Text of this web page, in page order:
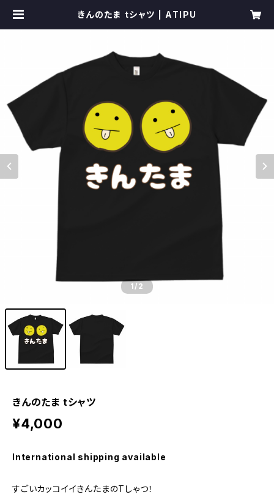
きんのたま tシャツ | ATIPU
1/2
きんのたま tシャツ
¥4,000
International shipping available
すごいカッコイイきんたまのTしゃつ！